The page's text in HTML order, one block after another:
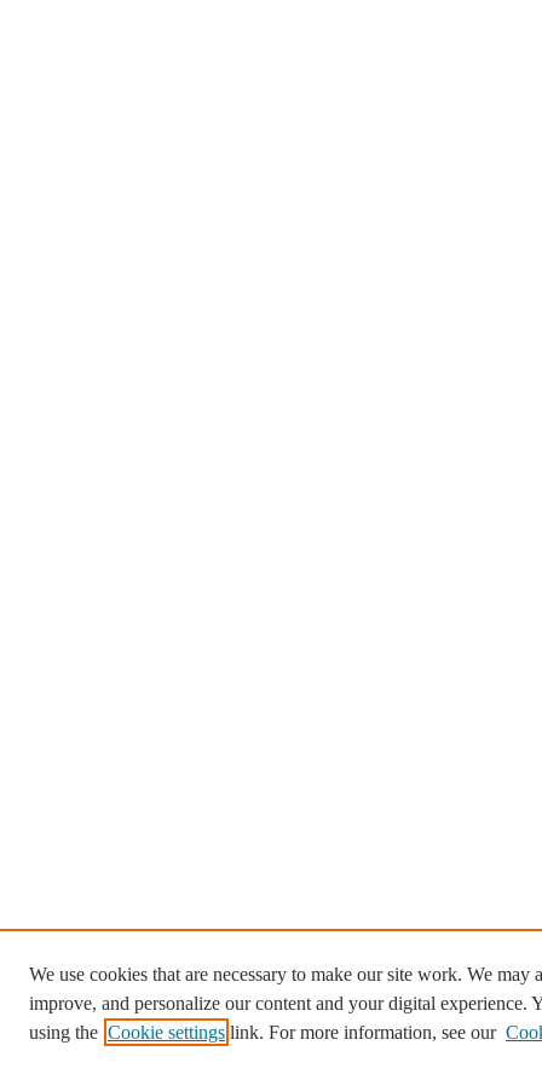
We use cookies that are necessary to make our site work. We may
improve, and personalize our content and your digital experience.
using the Cookie settings link. For more information, see our